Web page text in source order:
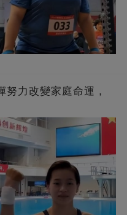
力改變家庭命運，